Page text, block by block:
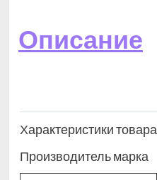
Описание
Характеристики товара
Производитель марка